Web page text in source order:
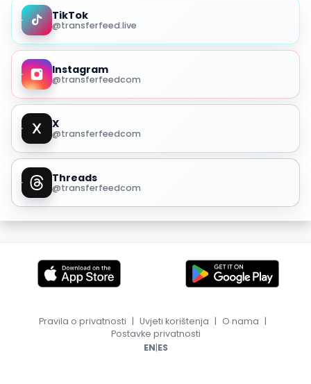
TikTok
@transferfeed.live
Instagram
@transferfeedcom
X
@transferfeedcom
Threads
@transferfeedcom
Pravila o privatnosti | Uvjeti korištenja | O nama |
Postavke privatnosti
EN|ES